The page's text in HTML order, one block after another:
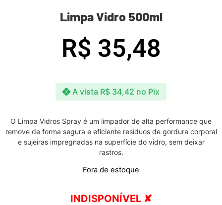
Limpa Vidro 500ml
R$ 35,48
A vista R$ 34,42 no Pix
O Limpa Vidros Spray é um limpador de alta performance que
remove de forma segura e eficiente resíduos de gordura corporal
e sujeiras impregnadas na superfície do vidro, sem deixar
rastros.
Fora de estoque
INDISPONÍVEL ✘